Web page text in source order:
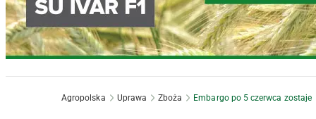
Agropolska Uprawa Zboża Embargo po 5 czerwca zostaje